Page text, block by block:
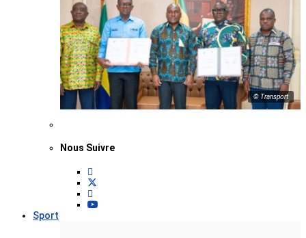
© Transport
Nous Suivre
Sport